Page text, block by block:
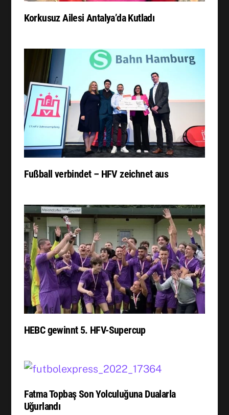
Korkusuz Ailesi Antalya’da Kutladı
Fußball verbindet – HFV zeichnet aus
HEBC gewinnt 5. HFV-Supercup
Fatma Topbaş Son Yolculuğuna Dualarla
Uğurlandı